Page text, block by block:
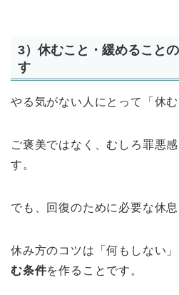
3）休むこと・緩めること
す
やる気がない人にとって「休む
ご褒美ではなく、むしろ罪悪
す。
でも、回復のために必要な休息
休み方のコツは「何もしない
む条件を作ることです。